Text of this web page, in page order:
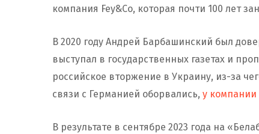
компания Fey&Co, которая почти 100 лет
В 2020 году Андрей Барбашинский был
выступал в государственных газетах и
российское вторжение в Украину, из-за
связи с Германией оборвались, у
В результате в сентябре 2023 года на